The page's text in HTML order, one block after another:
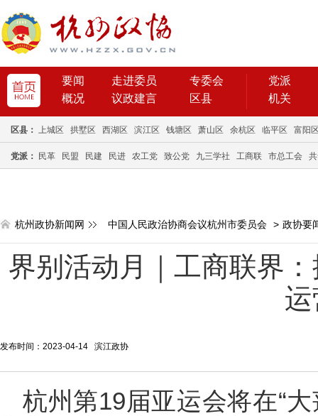
要闻 走进委员
专委会
概况
议政建言 区县
党派
机关
区县： 上城区 拱墅区 西湖区 滨江区 钱塘区 萧山区 余杭区 临平区 富阳
党派： 民革 民盟 民建 民进 农工党 致公党 九三学社 工商联 市总工会
杭州政协新闻网 中国人民政治协商会议杭州市委员会 > 政协要
界别活动月｜工商联界
发布时间：2023-04-14 滨江政协
杭州第19届亚运会将在“